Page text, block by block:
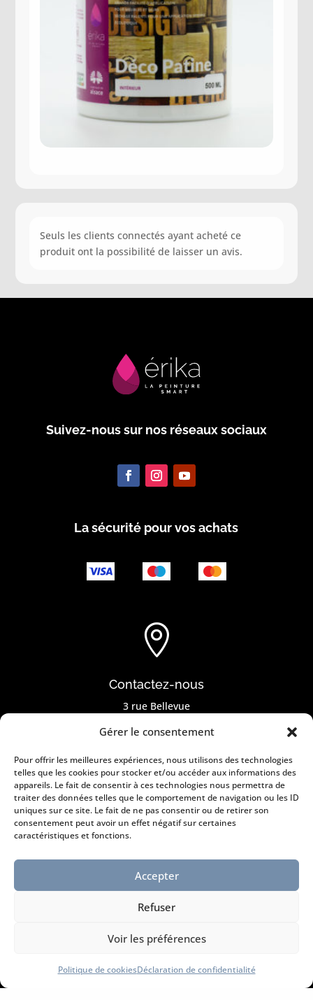
Gérer le consentement
Pour offrir les meilleures expériences, nous utilisons des technologies
telles que les cookies pour stocker et/ou accéder aux informations des
appareils. Le fait de consentir à ces technologies nous permettra de
traiter des données telles que le comportement de navigation ou les ID
uniques sur ce site. Le fait de ne pas consentir ou de retirer son
consentement peut avoir un effet négatif sur certaines
caractéristiques et fonctions.
Accepter
Refuser
Voir les préférences
Politique de cookiesDéclaration de confidentialité
Seuls les clients connectés ayant acheté ce
produit ont la possibilité de laisser un avis.
Suivez-nous sur nos réseaux sociaux
La sécurité pour vos achats

Contactez-nous
3 rue Bellevue
Tél. :03 88 47 39 49
Courriel :Contact@peinture-erika.fr

Du lundi au vendredi :
8h30 à 12h et de 14h à 17h
l